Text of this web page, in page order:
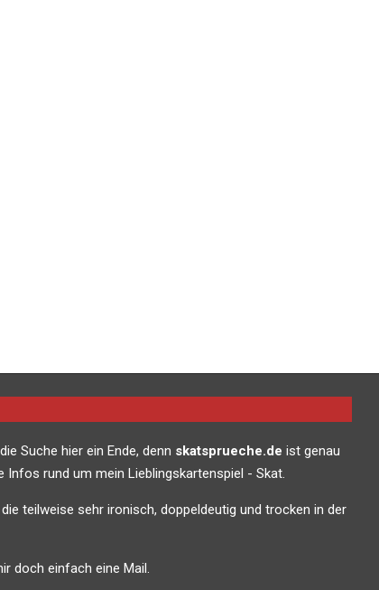
Suche hier ein Ende, denn skatsprueche.de ist genau
Infos rund um mein Lieblingskartenspiel - Skat.
teilweise sehr ironisch, doppeldeutig und trocken in der
doch einfach eine Mail.